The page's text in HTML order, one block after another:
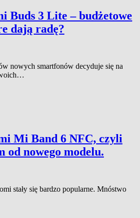
Buds 3 Lite – budżetowe
dają radę?
nowych smartfonów decyduje się na
Mi Band 6 NFC, czyli
od nowego modelu.
stały się bardzo popularne. Mnóstwo